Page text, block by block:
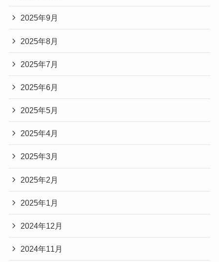
2025年9月
2025年8月
2025年7月
2025年6月
2025年5月
2025年4月
2025年3月
2025年2月
2025年1月
2024年12月
2024年11月